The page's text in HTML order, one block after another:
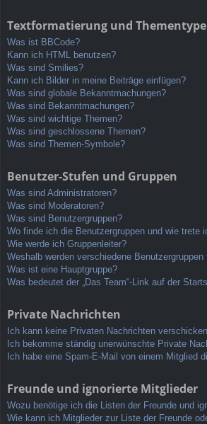
Textformatierung und
Was ist BBCode?
Kann ich HTML benutzen?
Was sind Smilies?
Kann ich Bilder in meine Beiträge einfügen?
Was sind globale Bekanntmachungen?
Was sind Bekanntmachungen?
Was sind wichtige Themen?
Was sind geschlossene Themen?
Was sind Themen-Symbole?
Benutzer-Stufen und Gruppen
Was sind Administratoren?
Was sind Moderatoren?
Was sind Benutzergruppen?
Wo finde ich die Benutzergruppen und wie trete
Wie werde ich Gruppenleiter?
Weshalb werden verschiedene
Was ist eine Hauptgruppe?
Was bedeutet der „Das Team“-Link auf der
Private Nachrichten
Ich kann keine Privaten Nachrichten
Ich bekomme ständig unerwünschte Private
Ich habe eine Spam-E-Mail von einem Mitglied
Freunde und ignorierte Mitglieder
Wozu benötige ich die Listen der Freunde und
Wie kann ich Mitglieder zur Liste der Freunde